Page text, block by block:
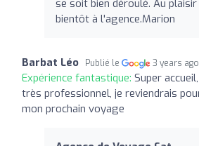
se soit bien déroulé. Au
bientôt à l'agence.Marion
Barbat Léo Publié le 3 years ago
Expérience fantastique: Super
très professionnel, je reviendrais
mon prochain voyage